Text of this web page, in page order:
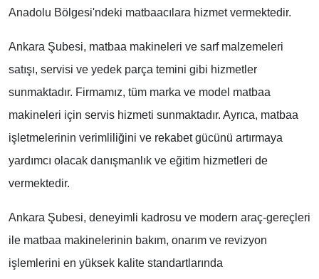
Anadolu Bölgesi'ndeki matbaacılara hizmet vermektedir.
Ankara Şubesi, matbaa makineleri ve sarf malzemeleri
satışı, servisi ve yedek parça temini gibi hizmetler
sunmaktadır. Firmamız, tüm marka ve model matbaa
makineleri için servis hizmeti sunmaktadır. Ayrıca, matbaa
işletmelerinin verimliliğini ve rekabet gücünü artırmaya
yardımcı olacak danışmanlık ve eğitim hizmetleri de
vermektedir.
Ankara Şubesi, deneyimli kadrosu ve modern araç-gereçleri
ile matbaa makinelerinin bakım, onarım ve revizyon
işlemlerini en yüksek kalite standartlarında